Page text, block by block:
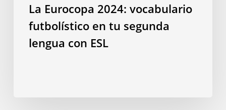
La Eurocopa 2024: vocabulario
futbolístico en tu segunda
lengua con ESL